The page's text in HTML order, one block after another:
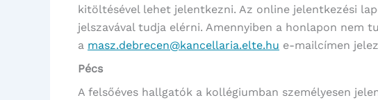
kitöltésével lehet jelentkezni. Az online jelentkezési
jelszavával tudja elérni. Amennyiben a honlapon nem
a masz.debrecen@kancellaria.elte.hu e-mailcímen
Pécs
A felsőéves hallgatók a kollégiumban személyesen